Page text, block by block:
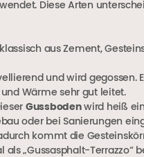
Diese Arten
aus Zement,
und wird gegossen.
Wärme sehr gut leitet.
Gussbodenwird heiß
oder bei Sanierungen
kommt die
„Gussasphalt-Terrazzo“